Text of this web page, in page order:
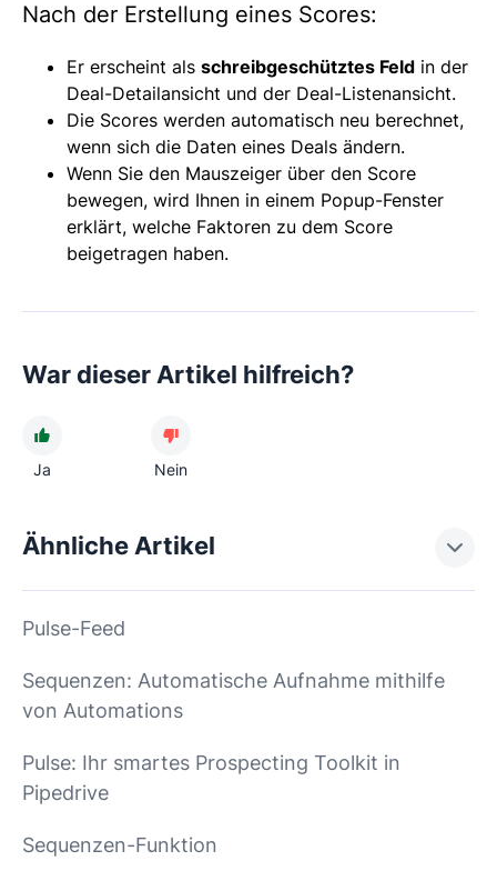
Nach der Erstellung eines Scores:
Er erscheint als schreibgeschütztes Feld in der
Deal-Detailansicht und der Deal-Listenansicht.
Die Scores werden automatisch neu berechnet,
wenn sich die Daten eines Deals ändern.
Wenn Sie den Mauszeiger über den Score
bewegen, wird Ihnen in einem Popup-Fenster
erklärt, welche Faktoren zu dem Score
beigetragen haben.
War dieser Artikel hilfreich?
Ja Nein
Ähnliche Artikel
Pulse-Feed
Sequenzen: Automatische Aufnahme mithilfe
von Automations
Pulse: Ihr smartes Prospecting Toolkit in
Pipedrive
Sequenzen-Funktion